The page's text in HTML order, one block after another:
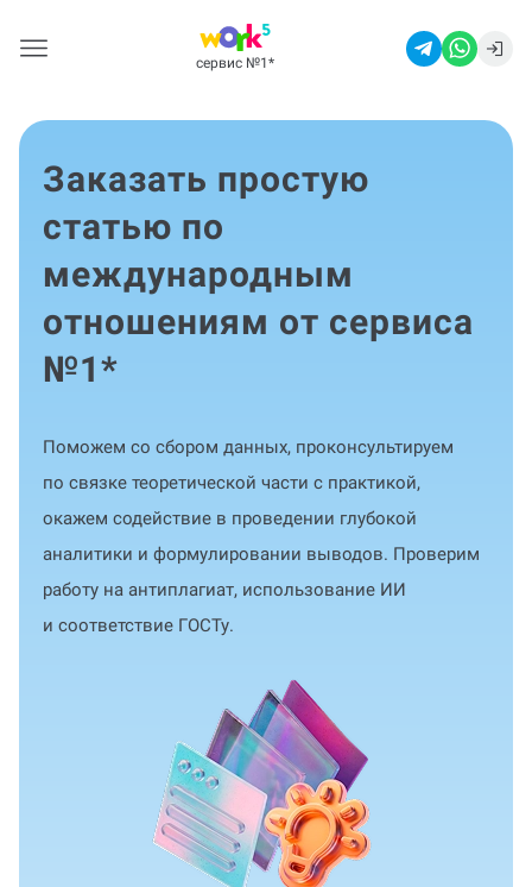
сервис №1 *
Заказать простую
статью по
международным
отношениям от сервиса
№1*
Поможем со сбором данных, проконсультируем
по связке теоретической части с практикой,
окажем содействие в проведении глубокой
аналитики и формулировании выводов. Проверим
работу на антиплагиат, использование ИИ
и соответствие ГОСТу.